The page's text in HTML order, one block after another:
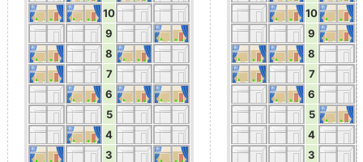
10
9
8
7
6
5
4
3
10
9
8
7
6
5
4
3